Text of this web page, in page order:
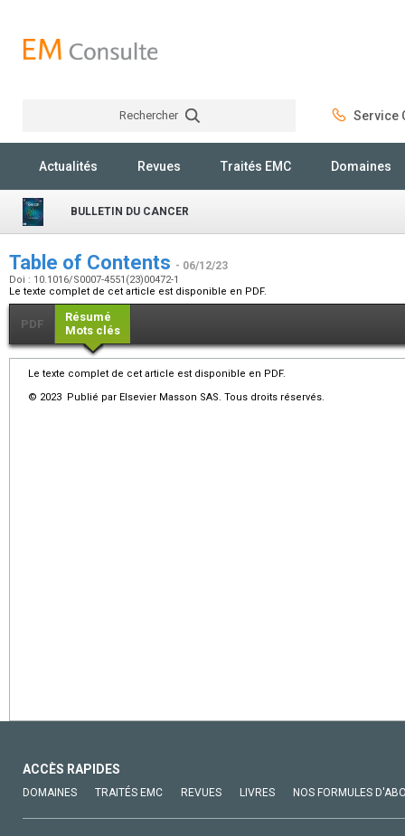
Rechercher Service
Actualités Revues Traités EMC Domaines
BULLETIN DU CANCER
Table of Contents - 06/12/23
Doi : 10.1016/S0007-4551(23)00472-1
Le texte complet de cet article est disponible en PDF.
PDF
Résumé
Mots clés
Le texte complet de cet article est disponible en PDF.
© 2023 Publié par Elsevier Masson SAS. Tous droits réservés.
ACCÈS RAPIDES
DOMAINES TRAITÉS EMC REVUES LIVRES NOS FORMULES